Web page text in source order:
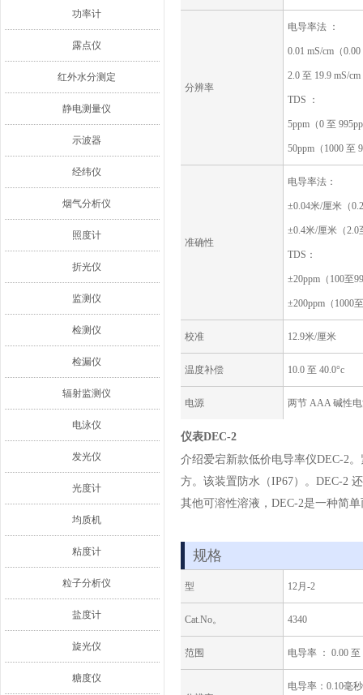
功率计
露点仪
红外水分测定
静电测量仪
示波器
经纬仪
烟气分析仪
照度计
折光仪
监测仪
检测仪
检漏仪
辐射监测仪
电泳仪
发光仪
光度计
均质机
粘度计
粒子分析仪
盐度计
旋光仪
糖度仪
分辨率
电导率法 ：
0.01 mS/cm（
2.0 至 19.9 mS/
TDS ：
5ppm（0 至
50ppm（1000 至
准确性
电导率法：
±0.04米/厘米（
±0.4米/厘米（2.0
TDS：
±20ppm（100至
±200ppm（1000
校准 12.9米/厘米
温度补偿 10.0 至 40.0°c
电源 两节 AAA 碱性
仪表DEC-2
介绍爱宕新款低价电导率仪DEC-2
方。该装置防水（IP67）。DEC-2
其他可溶性溶液，DEC-2是一种简
规格
型 12月-2
Cat.No。 4340
范围 电导率 ： 0.00 至
电导率：0.10毫